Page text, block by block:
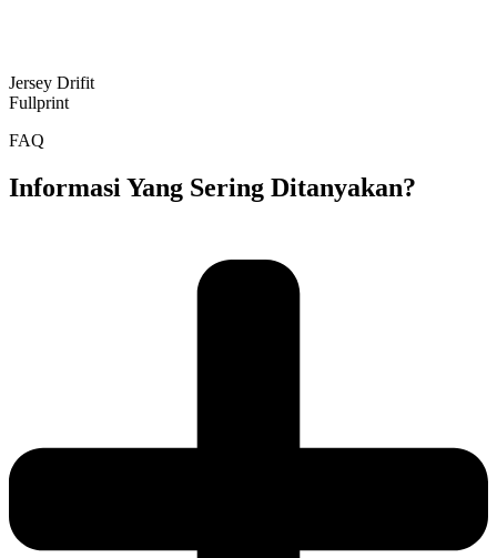
Jersey Drifit
Fullprint
FAQ
Informasi Yang Sering Ditanyakan?